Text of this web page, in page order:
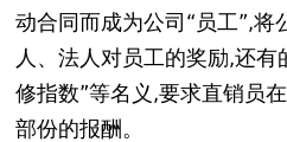
动合同而成为公司“员工”,
人、法人对员工的奖励,还有
修指数”等名义,要求直销员
部份的报酬。